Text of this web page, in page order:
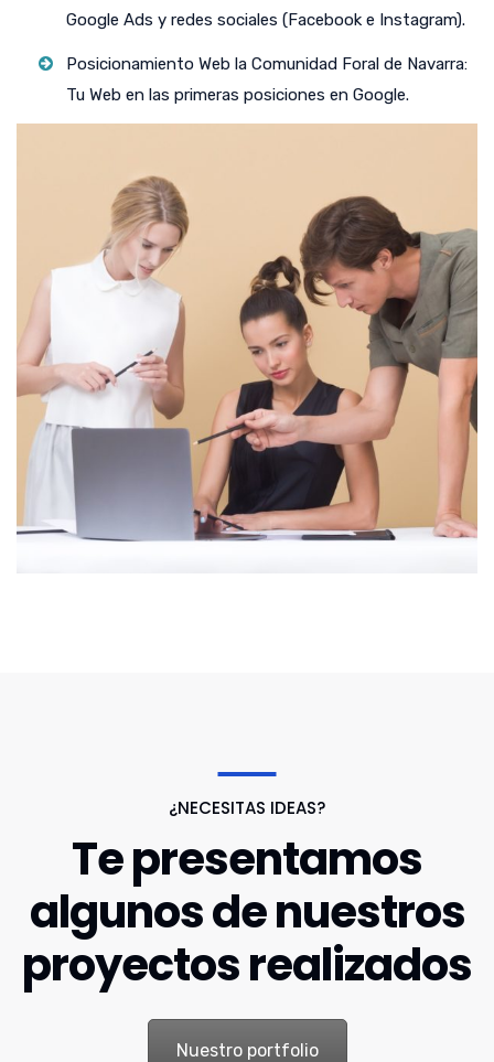
Google Ads y redes sociales (Facebook e Instagram).
Posicionamiento Web la Comunidad Foral de Navarra:
Tu Web en las primeras posiciones en Google.
¿NECESITAS IDEAS?
Te presentamos
algunos de nuestros
proyectos realizados
Nuestro portfolio